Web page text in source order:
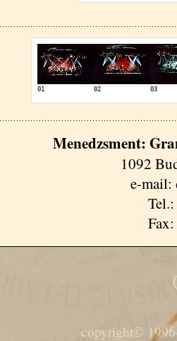
01 02 03
Menedzsment:
1092
e-mail:
copyright©